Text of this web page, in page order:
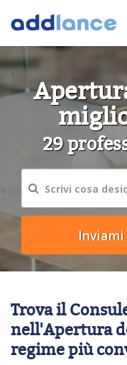
29
Trova il
nell'Apertura
regime più